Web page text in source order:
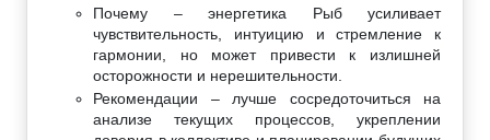
Почему – энергетика Рыб усиливает
чувствительность, интуицию и стремление к
гармонии, но может привести к излишней
осторожности и нерешительности.
Рекомендации – лучше сосредоточиться на
анализе текущих процессов, укреплении